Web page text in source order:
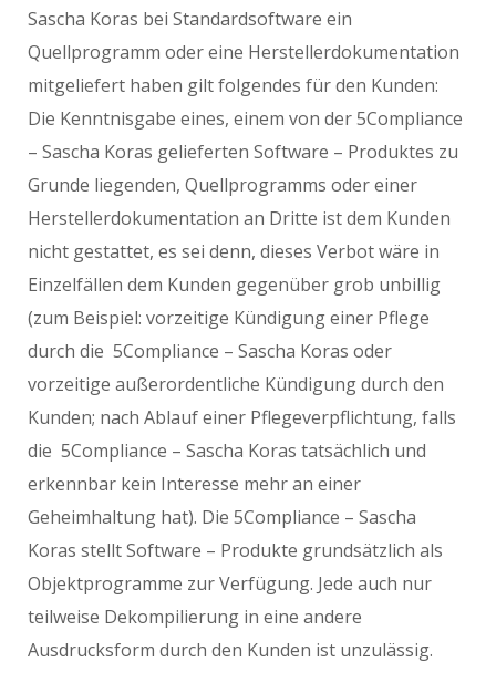
Sascha Koras bei Standardsoftware ein
Quellprogramm oder eine Herstellerdokumentation
mitgeliefert haben gilt folgendes für den Kunden:
Die Kenntnisgabe eines, einem von der 5Compliance
– Sascha Koras gelieferten Software – Produktes zu
Grunde liegenden, Quellprogramms oder einer
Herstellerdokumentation an Dritte ist dem Kunden
nicht gestattet, es sei denn, dieses Verbot wäre in
Einzelfällen dem Kunden gegenüber grob unbillig
(zum Beispiel: vorzeitige Kündigung einer Pflege
durch die 5Compliance – Sascha Koras oder
vorzeitige außerordentliche Kündigung durch den
Kunden; nach Ablauf einer Pflegeverpflichtung, falls
die 5Compliance – Sascha Koras tatsächlich und
erkennbar kein Interesse mehr an einer
Geheimhaltung hat). Die 5Compliance – Sascha
Koras stellt Software – Produkte grundsätzlich als
Objektprogramme zur Verfügung. Jede auch nur
teilweise Dekompilierung in eine andere
Ausdrucksform durch den Kunden ist unzulässig.